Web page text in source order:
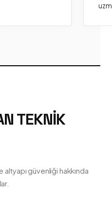
TEKNIK
altyapı güvenliği hakkında